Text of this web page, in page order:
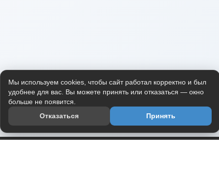
Мы используем cookies, чтобы сайт работал корректно и был
удобнее для вас. Вы можете принять или отказаться — окно
больше не появится.
Отказаться
Принять